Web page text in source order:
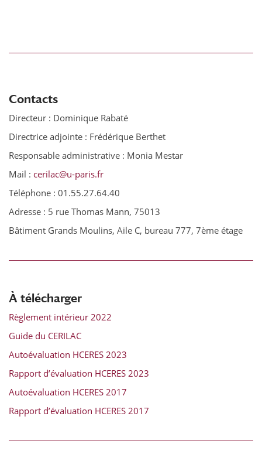
Contacts
Directeur : Dominique Rabaté
Directrice adjointe : Frédérique Berthet
Responsable administrative : Monia Mestar
Mail : cerilac@u-paris.fr
Téléphone : 01.55.27.64.40
Adresse : 5 rue Thomas Mann, 75013
Bâtiment Grands Moulins, Aile C, bureau 777, 7ème étage
À télécharger
Règlement intérieur 2022
Guide du CERILAC
Autoévaluation HCERES 2023
Rapport d’évaluation HCERES 2023
Autoévaluation HCERES 2017
Rapport d’évaluation HCERES 2017